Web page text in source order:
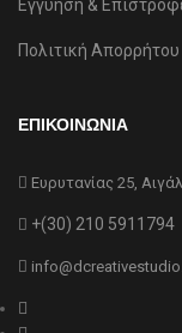
Εγγύηση &
Πολιτική Απορρήτου
ΕΠΙΚΟΙΝΩΝΙΑ
Ευρυτανίας 25,
+(30) 210 5911794